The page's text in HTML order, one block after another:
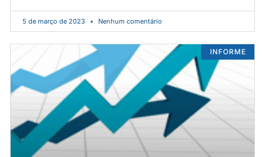
5 de março de 2023 Nenhum comentário
INFORME